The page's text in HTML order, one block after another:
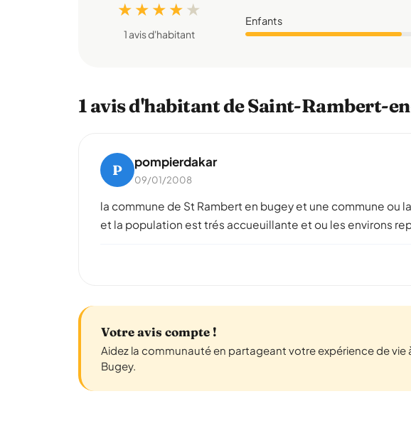
★ ★ ★ ★ ★
1 avis d'habitant
Enfants
1 avis d'habitant de Saint-Rambert-
P pompierdakar
09/01/2008
la commune de St Rambert en bugey et une commune ou
et la population est trés accueuillante et ou les environs
Votre avis compte !
Aidez la communauté en partageant votre expérience de
Bugey.